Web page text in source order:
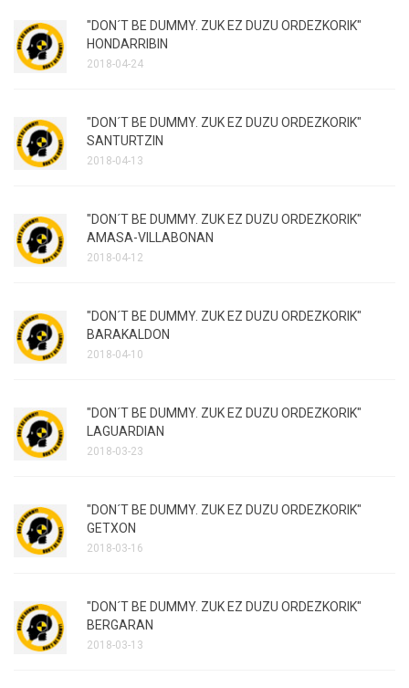
"DON´T BE DUMMY. ZUK EZ DUZU ORDEZKORIK"
HONDARRIBIN
2018-04-24
"DON´T BE DUMMY. ZUK EZ DUZU ORDEZKORIK"
SANTURTZIN
2018-04-13
"DON´T BE DUMMY. ZUK EZ DUZU ORDEZKORIK"
AMASA-VILLABONAN
2018-04-12
"DON´T BE DUMMY. ZUK EZ DUZU ORDEZKORIK"
BARAKALDON
2018-04-10
"DON´T BE DUMMY. ZUK EZ DUZU ORDEZKORIK"
LAGUARDIAN
2018-03-23
"DON´T BE DUMMY. ZUK EZ DUZU ORDEZKORIK"
GETXON
2018-03-16
"DON´T BE DUMMY. ZUK EZ DUZU ORDEZKORIK"
BERGARAN
2018-03-13